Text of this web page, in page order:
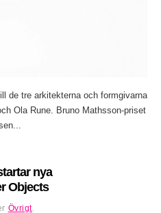
de tre arkitekterna och formgivarna
Ola Rune. Bruno Mathsson-priset
nya
Objects
Övrigt